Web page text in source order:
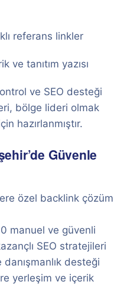
referans linkler
ve tanıtım yazısı
ve SEO desteği
bölge lideri olmak
hazırlanmıştır.
Güvenle
özel backlink çözüm
manuel ve güvenli
SEO stratejileri
desteği
yerleşim ve içerik